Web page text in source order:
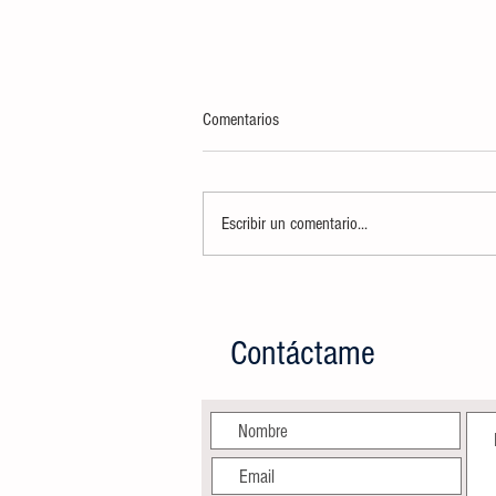
SERVICIOS DE BELLEZA GRATUITOS
Comentarios
Escribir un comentario...
Contáctame